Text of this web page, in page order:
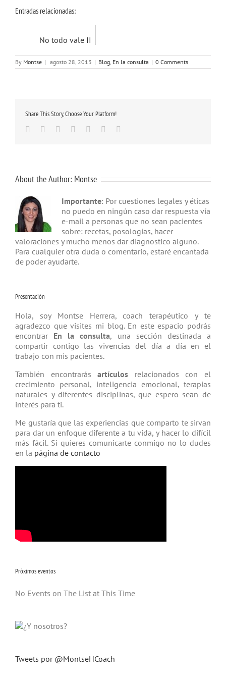
Entradas relacionadas:
No todo vale II
By Montse | agosto 28, 2013 | Blog, En la consulta | 0 Comments
Share This Story, Choose Your Platform!
Facebook
TwitterLinkedinGoogle+
TumblrPinterest
About the Author: Montse
Importante: Por cuestiones legales y éticas
no puedo en ningún caso dar respuesta vía
e-mail a personas que no sean pacientes
sobre: recetas, posologías, hacer
valoraciones y mucho menos dar diagnostico alguno.
Para cualquier otra duda o comentario, estaré encantada
de poder ayudarte.
Presentación
Hola, soy Montse Herrera, coach tera­péutico y te
agradezco que visites mi blog. En este espacio podrás
encontrar En la consulta, una sección destinada a
compartir contigo las vivencias del día a día en el
trabajo con mis pacientes.
También encontrarásartículos relacio­nados con el
crecimiento personal, inteligencia emocional, terapias
natu­rales y diferentes disciplinas, que espero sean de
interés para ti.
Me gustaría que las experiencias que comparto te sirvan
para dar un enfoque diferente a tu vida, y hacer lo difícil
más fácil. Si quieres comunicarte conmigo no lo dudes
en la página de contacto
Próximos eventos
No Events on The List at This Time
Tweets por @MontseHCoach